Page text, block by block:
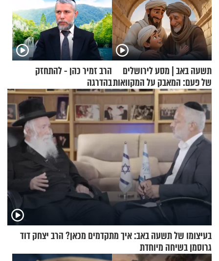
תשעה באב | מסע לירושלים
של פעם: המאבק על המקוואות
הרב זמיר כהן - להתחזק
בהדרגה
בעיצומו של תשעה באב: איך מתקדמים מכאן? הרב יצחק דוד
גרוסמן בשיחה מיוחדת